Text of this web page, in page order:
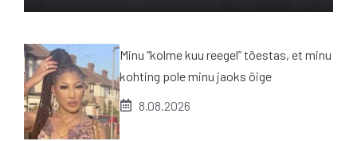
Minu “kolme kuu reegel” tõestas, et minu
kohting pole minu jaoks õige
8.08.2026